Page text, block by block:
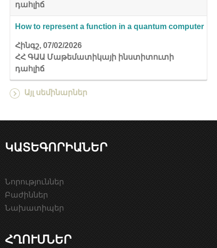
դահլիճ
How to represent a function in a quantum computer
Հինգշ, 07/02/2026
ՀՀ ԳԱԱ Մաթեմատիկայի ինստիտուտի
դահլիճ
Այլ սեմինարներ
ԿԱՏԵԳՈՐԻԱՆԵՐ
Նորություններ
Բաժիններ
Նախատիպեր
ՀՂՈՒՄՆԵՐ